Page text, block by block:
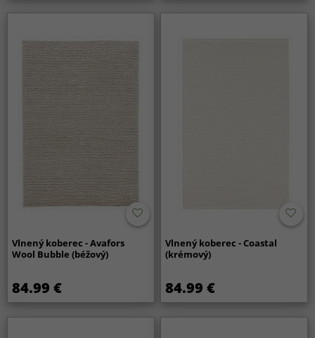
Vlnený koberec - Avafors
Wool Bubble (béžový)
84.99 €
Vlnený koberec - Coastal
(krémový)
84.99 €